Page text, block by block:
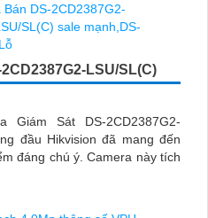
LSU/SL(C)
Sát DS-2CD2387G2-
đầu Hikvision đã mang đến
Camera này tích